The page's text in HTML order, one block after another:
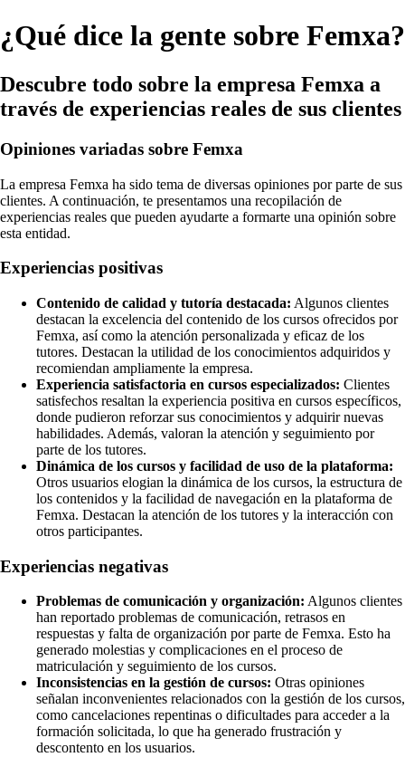
¿Qué dice la gente sobre Femxa?
Descubre todo sobre la empresa Femxa a
través de experiencias reales de sus clientes
Opiniones variadas sobre Femxa
La empresa Femxa ha sido tema de diversas opiniones por parte de sus
clientes. A continuación, te presentamos una recopilación de
experiencias reales que pueden ayudarte a formarte una opinión sobre
esta entidad.
Experiencias positivas
Contenido de calidad y tutoría destacada: Algunos clientes
destacan la excelencia del contenido de los cursos ofrecidos por
Femxa, así como la atención personalizada y eficaz de los
tutores. Destacan la utilidad de los conocimientos adquiridos y
recomiendan ampliamente la empresa.
Experiencia satisfactoria en cursos especializados: Clientes
satisfechos resaltan la experiencia positiva en cursos específicos,
donde pudieron reforzar sus conocimientos y adquirir nuevas
habilidades. Además, valoran la atención y seguimiento por
parte de los tutores.
Dinámica de los cursos y facilidad de uso de la plataforma:
Otros usuarios elogian la dinámica de los cursos, la estructura de
los contenidos y la facilidad de navegación en la plataforma de
Femxa. Destacan la atención de los tutores y la interacción con
otros participantes.
Experiencias negativas
Problemas de comunicación y organización: Algunos clientes
han reportado problemas de comunicación, retrasos en
respuestas y falta de organización por parte de Femxa. Esto ha
generado molestias y complicaciones en el proceso de
matriculación y seguimiento de los cursos.
Inconsistencias en la gestión de cursos: Otras opiniones
señalan inconvenientes relacionados con la gestión de los cursos,
como cancelaciones repentinas o dificultades para acceder a la
formación solicitada, lo que ha generado frustración y
descontento en los usuarios.